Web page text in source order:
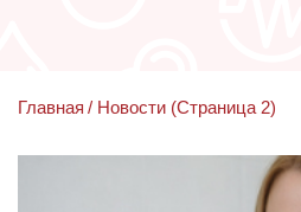
Главная Новости (Страница 2)